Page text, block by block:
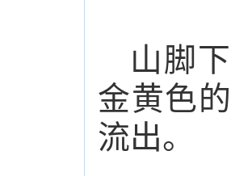
山脚
金黄色
流出。